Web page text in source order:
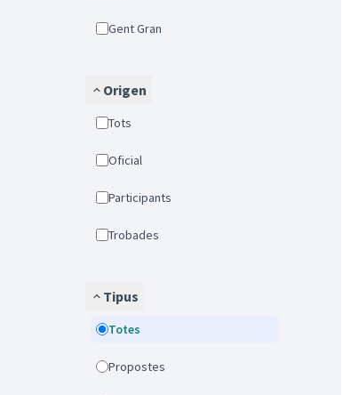
Gent Gran
Origen
Tots
Oficial
Participants
Trobades
Tipus
Totes
Propostes